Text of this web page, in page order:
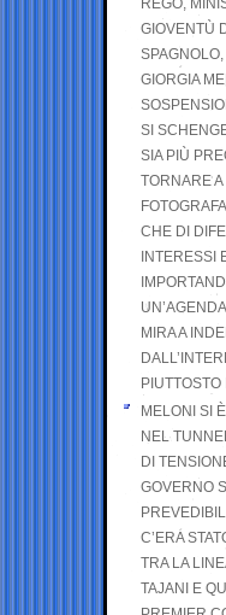
REGO,
GIOVENTÙ
GIORGIA
SI
SIA PIÙ
TORNARE A
CHE DI
INTERESSI
MIRA A
PIUTTOSTO
MELONI SI
NEL
DI
GOVERNO
C’ERA
TRA LA
TAJANI E